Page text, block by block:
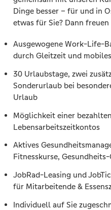
Dinge besser – für und in
etwas für Sie? Dann freuen
Ausgewogene Work-Life-
durch Gleitzeit und
30 Urlaubstage, zwei
Sonderurlaub bei
Urlaub
Möglichkeit einer
Lebensarbeitszeitkontos
Aktives
Fitnesskurse,
JobRad-Leasing und
für Mitarbeitende &
Individuell auf Sie